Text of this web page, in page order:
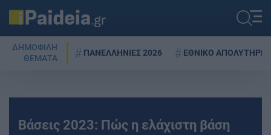
ΔΗΜΟΦΙΛΗ
ΘΕΜΑΤΑ
ΠΑΝΕΛΛΗΝΙΕΣ 2026 ΕΘΝΙΚΟ ΑΠΟΛΥΤΗΡΙΟ
Βάσεις 2023: Πώς η ελάχιστη βάση